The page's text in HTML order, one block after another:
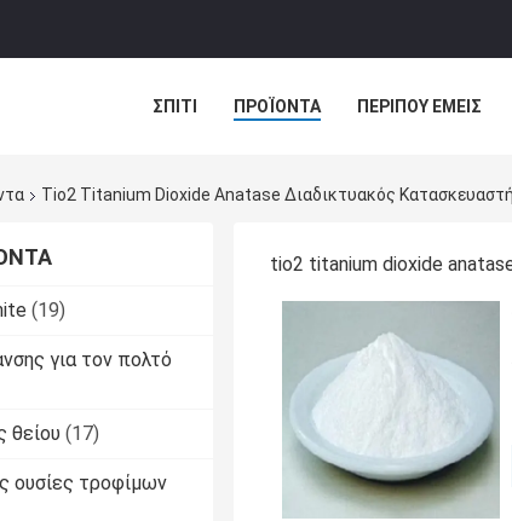
ΣΠΊΤΙ ΠΡΟΪΌΝΤΑ ΠΕΡΊΠΟΥ ΕΜΕΊΣ
Tio2 Titanium Dioxide Anatase Διαδικτυακός
(19)
για τον πολτό
θείου (17)
ουσίες τροφίμων
tio2 titanium dioxide